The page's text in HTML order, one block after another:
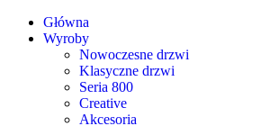
Główna
Wyroby
Nowoczesne drzwi
Klasyczne drzwi
Seria 800
Creative
Akcesoria